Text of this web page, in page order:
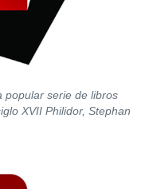
popular serie de libros
XVII Philidor, Stephan